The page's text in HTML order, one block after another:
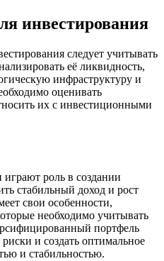
инвестирования
следует учитывать
её ликвидность,
инфраструктуру и
оценивать
их с инвестиционными
роль в создании
стабильный доход и рост
свои особенности,
необходимо учитывать
портфель
и создать оптимальное
и стабильностью.